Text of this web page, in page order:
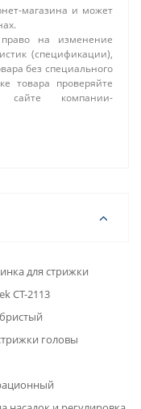
магазина и может
право на изменение
(спецификации),
без специального
товара проверяйте
компании-
для стрижки
CT-2113
головы